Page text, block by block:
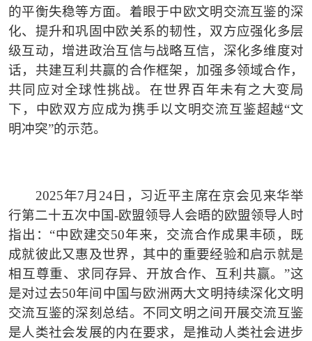
的平衡失稳等方面。着眼于中欧文明交流互鉴的深
化、提升和巩固中欧关系的韧性，双方应强化多层
级互动，增进政治互信与战略互信，深化多维度对
话，共建互利共赢的合作框架，加强多领域合作，
共同应对全球性挑战。在世界百年未有之大变局
下，中欧双方应成为携手以文明交流互鉴超越“文
明冲突”的示范。
2025年7月 24日，习近平主席在京会见来华举
行第二十五次中国-欧盟领导人会晤的欧盟领导人时
指出： “中欧建交50年来，交流合作成果丰硕，既
成就彼此又惠及世界，其中的重要经验和启示就是
相互尊重、求同存异、开放合作、互利共赢。”这
是对过去50年间中国与欧洲两大文明持续深化文明
交流互鉴的深刻总结。不同文明之间开展交流互鉴
是人类社会发展的内在要求，是推动人类社会进步